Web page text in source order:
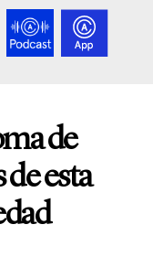
de
esta